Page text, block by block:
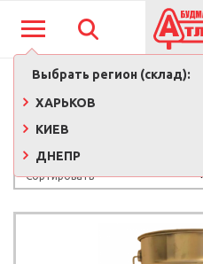
Выбрать регион (склад):
ХАРЬКОВ
КИЕВ
ДНЕПР
Главная